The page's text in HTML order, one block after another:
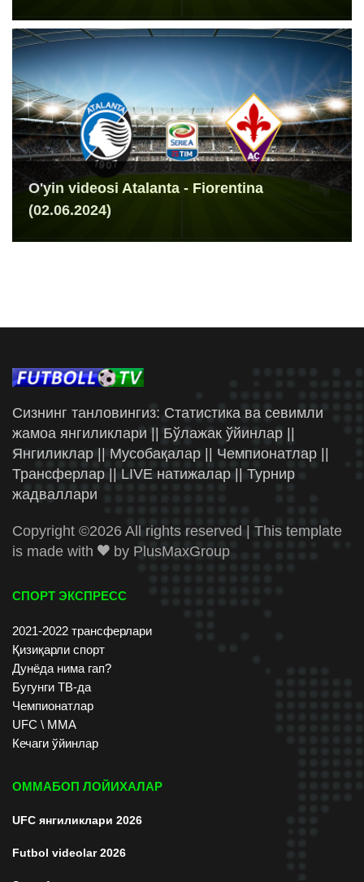
O'yin videosi Atalanta - Fiorentina
(02.06.2024)
Сизнинг танловингиз: Статистика ва севимли
жамоа янгиликлари || Бўлажак ўйинлар ||
Янгиликлар || Мусобақалар || Чемпионатлар ||
Трансферлар || LIVE натижалар || Турнир
жадваллари
Copyright ©2026 All rights reserved | This template
is made with
by PlusMaxGroup
СПОРТ ЭКСПРЕСС
2021-2022 трансферлари
Қизиқарли спорт
Дунёда нима гап?
Бугунги ТВ-да
Чемпионатлар
UFC \ ММА
Кечаги ўйинлар
ОММАБОП ЛОЙИХАЛАР
UFC янгиликлари 2026
Futbol videolar 2026